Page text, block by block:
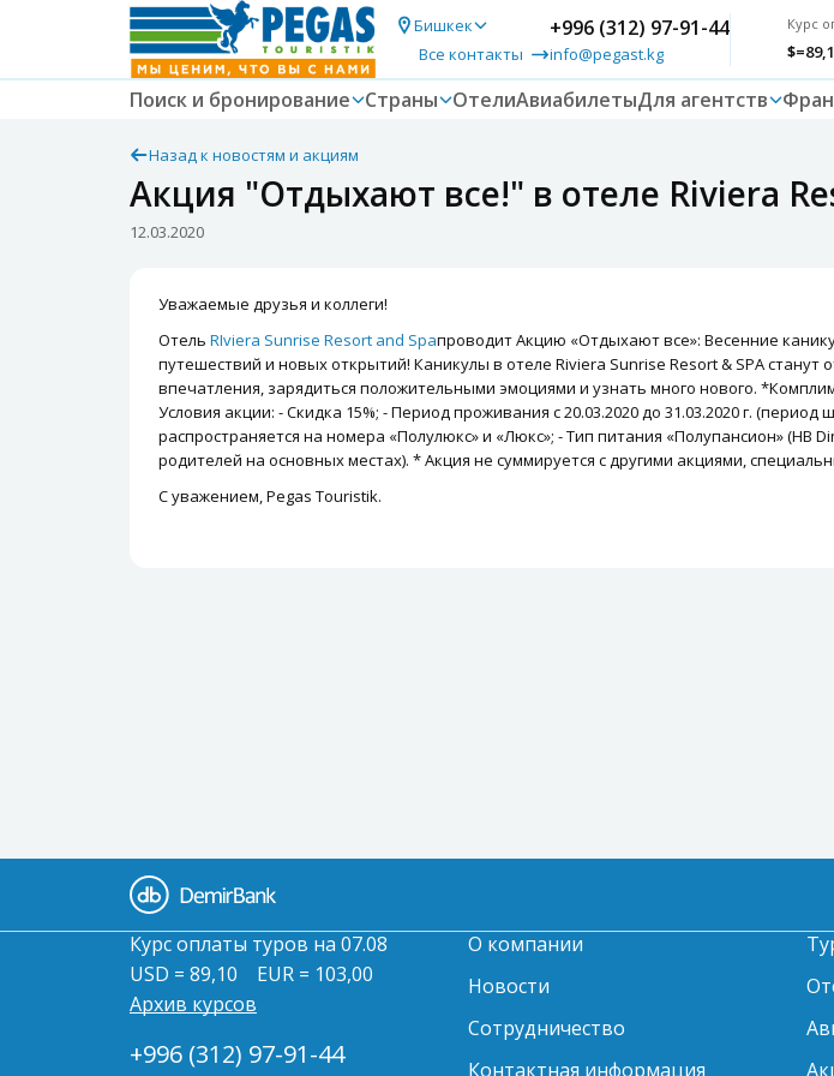
Бишкек
Все контакты
+996 (312) 97-91-44
info@pegast.kg
Курс
$
Поиск и бронирование Страны ОтелиАвиабилетыДля агентств
Назад к новостям и акциям
Акция "Отдыхают все!" в отеле Riviera
12.03.2020
Уважаемые друзья и коллеги!
Отель RIviera Sunrise Resort and Spaпроводит Акцию «Отдыхают все»: Весенние
путешествий и новых открытий! Каникулы в отеле Riviera Sunrise Resort & SPА
впечатления, зарядиться положительными эмоциями и узнать много нового.
Условия акции: - Скидка 15%; - Период проживания с 20.03.2020 до 31.03.2020 г.
распространяется на номера «Полулюкс» и «Люкс»; - Тип питания «Полупансион»
родителей на основных местах). * Акция не суммируется с другими акциями,
С уважением, Pegas Touristik.
Курс оплаты туров на 07.08
USD = 89,10
EUR = 103,00
Архив курсов
+996 (312) 97-91-44
О компании
Новости
Сотрудничество
Контактная информация